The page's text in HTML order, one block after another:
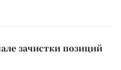
зачистки позиций